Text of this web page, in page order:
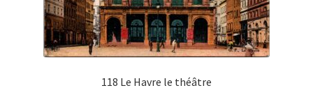
118 Le Havre le théâtre